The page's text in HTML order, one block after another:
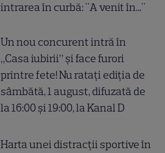
intrarea în curbă: "A venit în..."
Un nou concurent intră în
„Casa iubirii” și face furori
printre fete! Nu ratați ediția de
sâmbătă, 1 august, difuzată de
la 16:00 și 19:00, la Kanal D
Harta unei distracții sportive în